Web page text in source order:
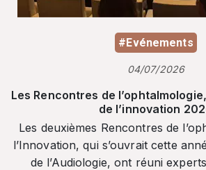
#Evénements
04/07/2026
Les Rencontres de
de l’innovation
Les deuxièmes Rencontres de
l’Innovation, qui s’ouvrait cette
de l’Audiologie, ont réuni